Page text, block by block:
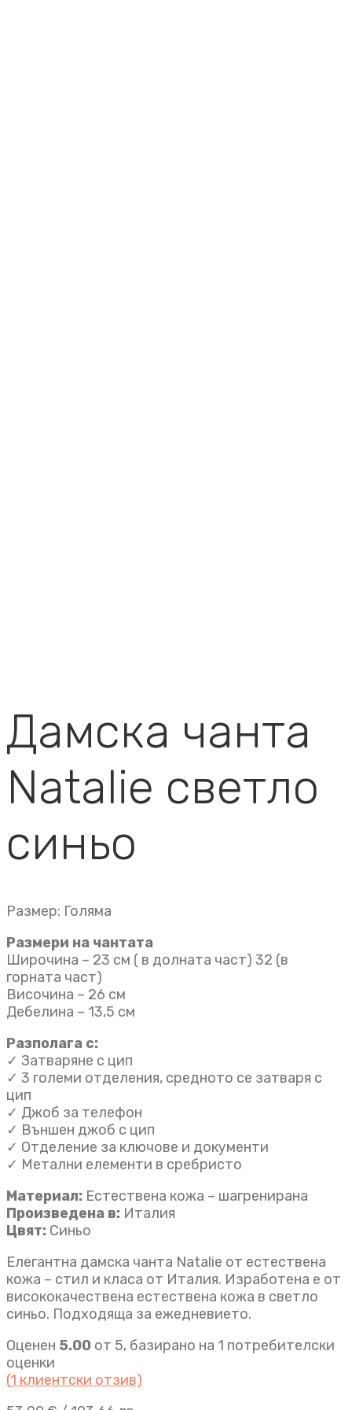
Дамска чанта
Natalie светло
синьо
Размер: Голяма
Размери на чантата
Широчина – 23 см ( в долната част) 32 (в
горната част)
Височина – 26 см
Дебелина – 13,5 см
Разполага с:
✓ Затваряне с цип
✓ 3 големи отделения, средното се затваря с
цип
✓ Джоб за телефон
✓ Външен джоб с цип
✓ Отделение за ключове и документи
✓ Метални елементи в сребристо
Материал: Естествена кожа – шагренирана
Произведена в: Италия
Цвят: Синьо
Елегантна дамска чанта Natalie от естествена
кожа – стил и класа от Италия. Изработена е от
висококачествена естествена кожа в светло
синьо. Подходяща за ежедневието.
Оценен 5.00 от 5, базирано на 1 потребителски
оценки
(1 клиентски отзив)